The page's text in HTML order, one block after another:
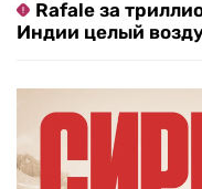
Rafale за
Индии целый